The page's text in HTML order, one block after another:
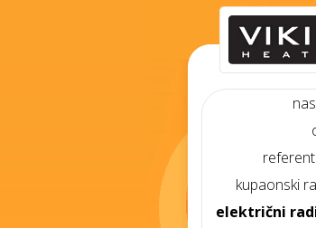
kupaonski
električni